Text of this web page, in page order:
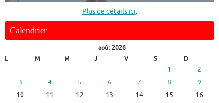
Plus de détails ici.
Calendrier
août 2026
L
M M J V S D
1
2
3
4 5 6 7 8
9
10
11 12 13 14 15
16